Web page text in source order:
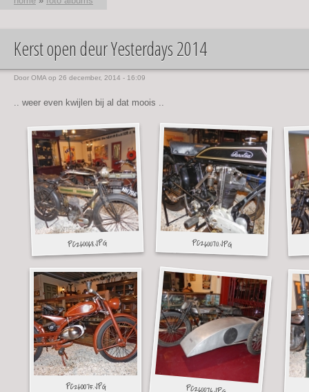
U bent hier
Kerst open deur Yesterdays 2014
Door OMA op 26 december, 2014 - 16:09
.. weer even kwijlen bij al dat moois ..